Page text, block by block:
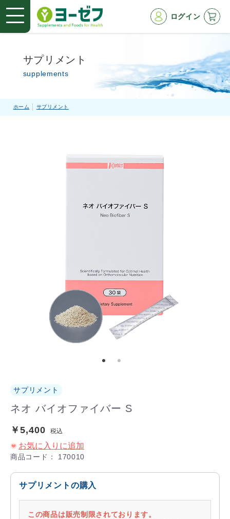
ログイン
サプリメント
supplements
ホーム サプリメント
サプリメント
ネオ バイオファイバー S
￥5,400 税込
お気に入りに追加
商品コード： 170010
サプリメントの購入
この商品は販売制限されております。